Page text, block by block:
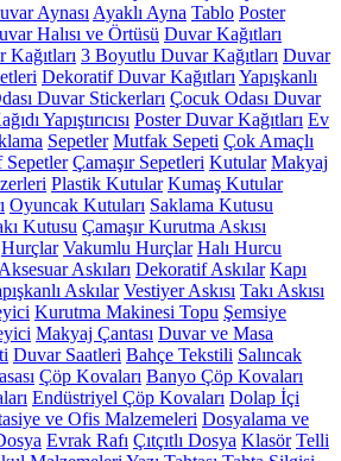
Aynası Ayaklı Ayna Tablo Poster
Halısı ve Örtüsü Duvar Kağıtları
3 Boyutlu Duvar Kağıtları Duvar
Dekoratif Duvar Kağıtları Yapışkanlı
Duvar Stickerları Çocuk Odası Duvar
Yapıştırıcısı Poster Duvar Kağıtları Ev
Sepetler Mutfak Sepeti Çok Amaçlı
Çamaşır Sepetleri Kutular Makyaj
Plastik Kutular Kumaş Kutular
Oyuncak Kutuları Saklama Kutusu
Kutusu Çamaşır Kurutma Askısı
Hurçlar Vakumlu Hurçlar Halı Hurcu
Askıları Dekoratif Askılar Kapı
Askılar Vestiyer Askısı Takı Askısı
Kurutma Makinesi Topu Şemsiye
Makyaj Çantası Duvar ve Masa
Duvar Saatleri Bahçe Tekstili Salıncak
Çöp Kovaları Banyo Çöp Kovaları
Endüstriyel Çöp Kovaları Dolap İçi
ve Ofis Malzemeleri Dosyalama ve
Evrak Rafı Çıtçıtlı Dosya Klasör Telli